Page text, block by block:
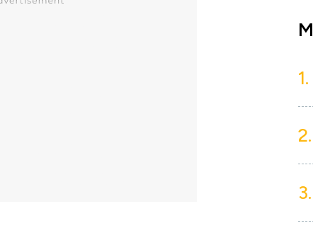
1.
2.
3.